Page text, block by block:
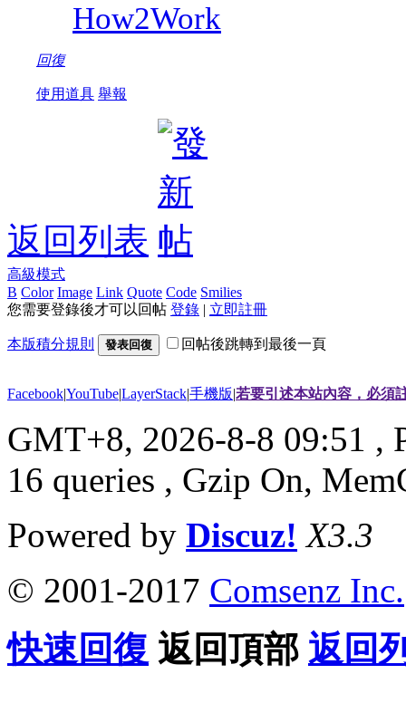
How2Work
回復
使用道具 舉報
返回列表
高級模式
B Color Image Link Quote Code Smilies
您需要登錄後才可以回帖 登錄 | 立即註冊
本版積分規則 發表回復 回帖後跳轉到最後一頁
Facebook|YouTube|LayerStack|手機版|若要引述本站內容，必須
GMT+8, 2026-8-8 09:51 ,
16 queries , Gzip On,
Powered by Discuz! X3.3
© 2001-2017 Comsenz Inc.
快速回復 返回頂部 返回